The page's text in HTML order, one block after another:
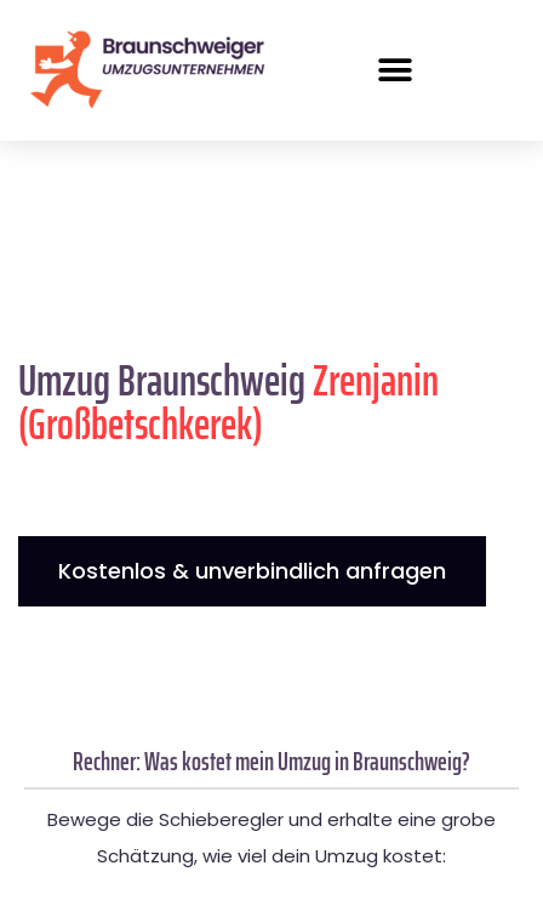
Umzug BraunschweigZrenjanin
(Großbetschkerek)
Kostenlos & unverbindlich anfragen
Rechner: Was kostet mein Umzug in Braunschweig?
Bewege die Schieberegler und erhalte eine grobe
Schätzung, wie viel dein Umzug kostet: